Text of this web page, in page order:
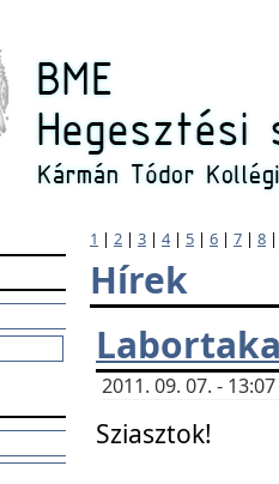
1 | 2 | 3 | 4| 5 | 6 | 7 | 8
Hírek
2011. 09. 07. -
Sziasztok!